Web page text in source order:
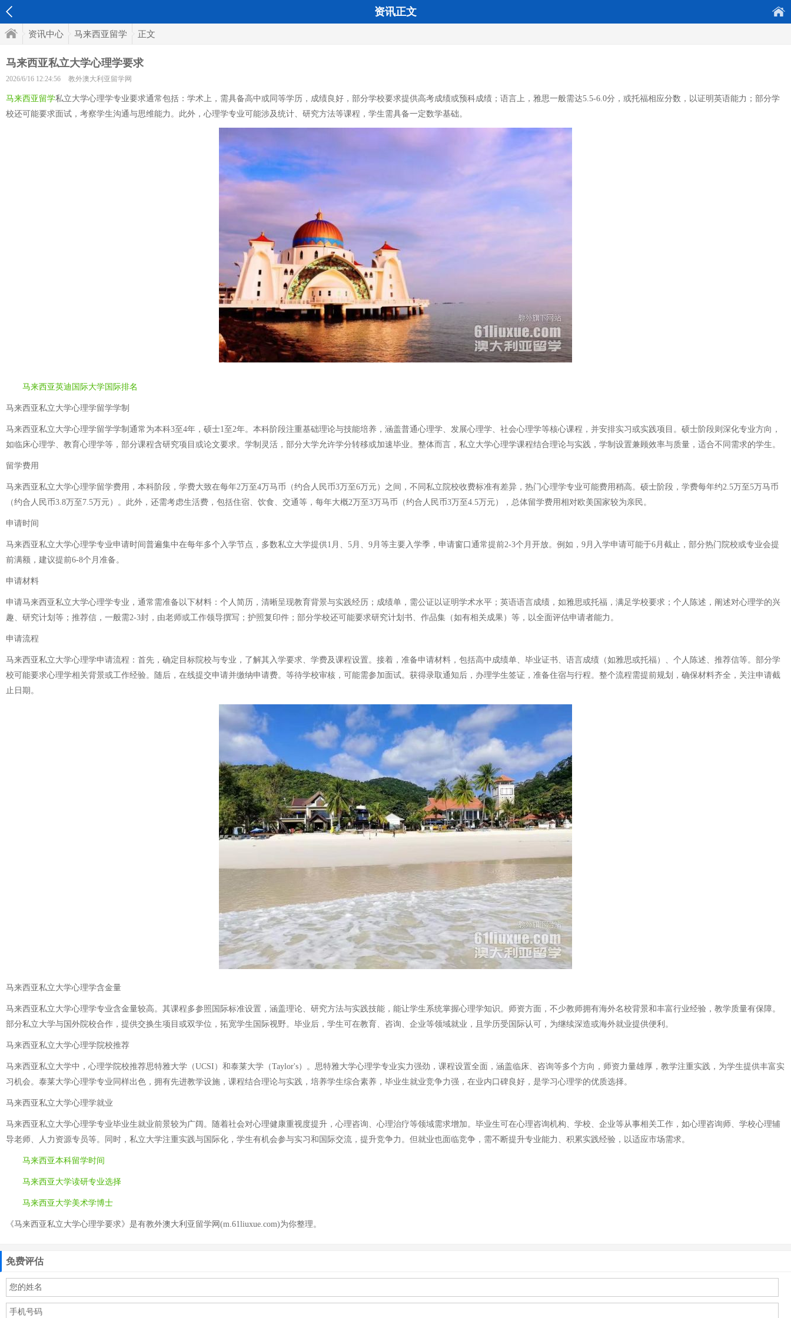
资讯正文
资讯中心 马来西亚留学 正文
马来西亚私立大学心理学要求
2026/6/16 12:24:56 教外澳大利亚留学网
马来西亚留学私立大学心理学专业要求通常包括：学术上，需具备高中或同等学历，成绩良好，部分学校要求提供高考成绩或预科成绩；语言上，雅思一般需达5.5-6.0分，或托福相应分数，以证明英语能力；部分学
校还可能要求面试，考察学生沟通与思维能力。此外，心理学专业可能涉及统计、研究方法等课程，学生需具备一定数学基础。
马来西亚英迪国际大学国际排名
马来西亚私立大学心理学留学学制
马来西亚私立大学心理学留学学制通常为本科3至4年，硕士1至2年。本科阶段注重基础理论与技能培养，涵盖普通心理学、发展心理学、社会心理学等核心课程，并安排实习或实践项目。硕士阶段则深化专业方向，
如临床心理学、教育心理学等，部分课程含研究项目或论文要求。学制灵活，部分大学允许学分转移或加速毕业。整体而言，私立大学心理学课程结合理论与实践，学制设置兼顾效率与质量，适合不同需求的学生。
留学费用
马来西亚私立大学心理学留学费用，本科阶段，学费大致在每年2万至4万马币（约合人民币3万至6万元）之间，不同私立院校收费标准有差异，热门心理学专业可能费用稍高。硕士阶段，学费每年约2.5万至5万马币
（约合人民币3.8万至7.5万元）。此外，还需考虑生活费，包括住宿、饮食、交通等，每年大概2万至3万马币（约合人民币3万至4.5万元），总体留学费用相对欧美国家较为亲民。
申请时间
马来西亚私立大学心理学专业申请时间普遍集中在每年多个入学节点，多数私立大学提供1月、5月、9月等主要入学季，申请窗口通常提前2-3个月开放。例如，9月入学申请可能于6月截止，部分热门院校或专业会提
前满额，建议提前6-8个月准备。
申请材料
申请马来西亚私立大学心理学专业，通常需准备以下材料：个人简历，清晰呈现教育背景与实践经历；成绩单，需公证以证明学术水平；英语语言成绩，如雅思或托福，满足学校要求；个人陈述，阐述对心理学的兴
趣、研究计划等；推荐信，一般需2-3封，由老师或工作领导撰写；护照复印件；部分学校还可能要求研究计划书、作品集（如有相关成果）等，以全面评估申请者能力。
申请流程
马来西亚私立大学心理学申请流程：首先，确定目标院校与专业，了解其入学要求、学费及课程设置。接着，准备申请材料，包括高中成绩单、毕业证书、语言成绩（如雅思或托福）、个人陈述、推荐信等。部分学
校可能要求心理学相关背景或工作经验。随后，在线提交申请并缴纳申请费。等待学校审核，可能需参加面试。获得录取通知后，办理学生签证，准备住宿与行程。整个流程需提前规划，确保材料齐全，关注申请截
止日期。
马来西亚私立大学心理学含金量
马来西亚私立大学心理学专业含金量较高。其课程多参照国际标准设置，涵盖理论、研究方法与实践技能，能让学生系统掌握心理学知识。师资方面，不少教师拥有海外名校背景和丰富行业经验，教学质量有保障。
部分私立大学与国外院校合作，提供交换生项目或双学位，拓宽学生国际视野。毕业后，学生可在教育、咨询、企业等领域就业，且学历受国际认可，为继续深造或海外就业提供便利。
马来西亚私立大学心理学院校推荐
马来西亚私立大学中，心理学院校推荐思特雅大学（UCSI）和泰莱大学（Taylor's）。思特雅大学心理学专业实力强劲，课程设置全面，涵盖临床、咨询等多个方向，师资力量雄厚，教学注重实践，为学生提供丰富实
习机会。泰莱大学心理学专业同样出色，拥有先进教学设施，课程结合理论与实践，培养学生综合素养，毕业生就业竞争力强，在业内口碑良好，是学习心理学的优质选择。
马来西亚私立大学心理学就业
马来西亚私立大学心理学专业毕业生就业前景较为广阔。随着社会对心理健康重视度提升，心理咨询、心理治疗等领域需求增加。毕业生可在心理咨询机构、学校、企业等从事相关工作，如心理咨询师、学校心理辅
导老师、人力资源专员等。同时，私立大学注重实践与国际化，学生有机会参与实习和国际交流，提升竞争力。但就业也面临竞争，需不断提升专业能力、积累实践经验，以适应市场需求。
马来西亚本科留学时间
马来西亚大学读研专业选择
马来西亚大学美术学博士
《马来西亚私立大学心理学要求》是有教外澳大利亚留学网(m.61liuxue.com)为你整理。
免费评估